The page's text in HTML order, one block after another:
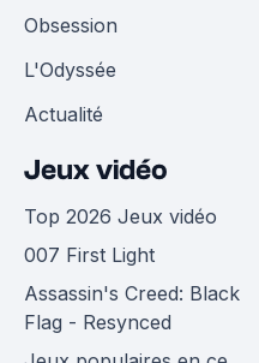
Obsession
L'Odyssée
Actualité
Jeux vidéo
Top 2026 Jeux vidéo
007 First Light
Assassin's Creed: Black
Flag - Resynced